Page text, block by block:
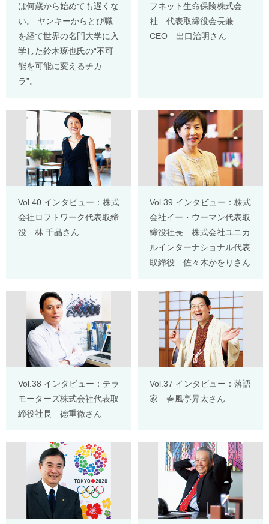
は何歳から始めても遅くな
い。 ヤンキーからとび職
を経て世界の名門大学に入
学した鈴木琢也氏の“不可
能を可能に変えるチカ
ラ”。
フネット生命保険株式会
社 代表取締役会長兼
CEO 出口治明さん
Vol.40 インタビュー：株式
会社ロフトワーク代表取締
役 林 千晶さん
Vol.39 インタビュー：株式
会社イー・ウーマン代表取
締役社長 株式会社ユニカ
ルインターナショナル代表
取締役 佐々木かをりさん
Vol.38 インタビュー：テラ
モーターズ株式会社代表取
締役社長 徳重徹さん
Vol.37 インタビュー：落語
家 春風亭昇太さん